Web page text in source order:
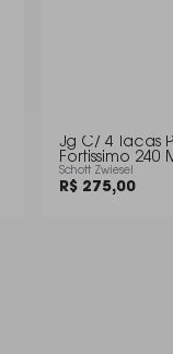
Jg C/ 4 Tacas
Fortissimo 240
Schott Zwiesel
R$ 275,00